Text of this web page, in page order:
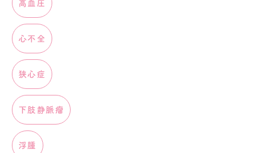
高血圧
心不全
狭心症
下肢静脈瘤
浮腫